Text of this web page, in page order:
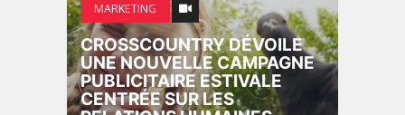
MARKETING
CROSSCOUNTRY DÉVOILE
UNE NOUVELLE CAMPAGNE
PUBLICITAIRE ESTIVALE
CENTRÉE SUR LES